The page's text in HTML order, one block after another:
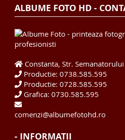
Newsletter:
ALBUME FOTO HD -
Constanta, Str.
Productie: 0738.585.595
Productie: 0728.585.595
Grafica: 0730.585.595
comenzi@albumefotohd.ro
- INFORMATII